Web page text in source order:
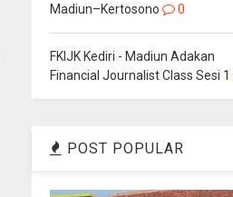
Madiun–Kertosono
0
FKIJK Kediri - Madiun Adakan
Financial Journalist Class Sesi 1
POST POPULAR